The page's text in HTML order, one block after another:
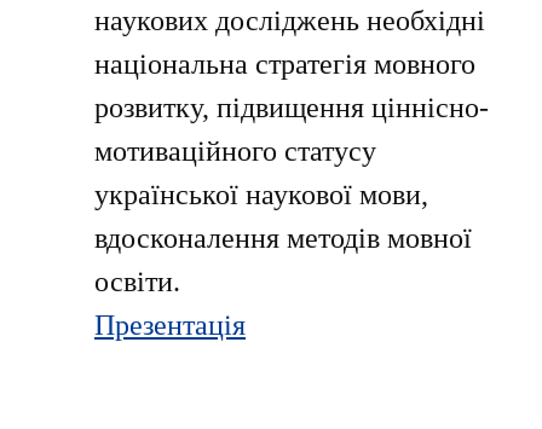
наукових досліджень необхідні
національна стратегія мовного
розвитку, підвищення ціннісно-
мотиваційного статусу
української наукової мови,
вдосконалення методів мовної
освіти.
Презентація